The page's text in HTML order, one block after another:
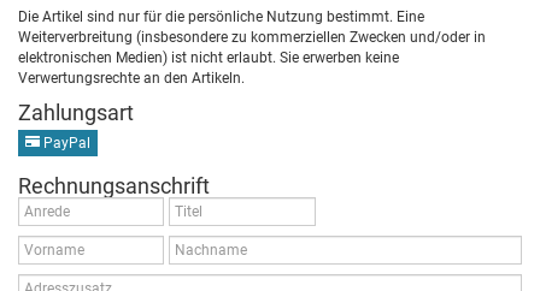
Die Artikel sind nur für die persönliche Nutzung bestimmt. Eine
Weiterverbreitung (insbesondere zu kommerziellen Zwecken und/oder in
elektronischen Medien) ist nicht erlaubt. Sie erwerben keine
Verwertungsrechte an den Artikeln.
Zahlungsart
PayPal
Rechnungsanschrift